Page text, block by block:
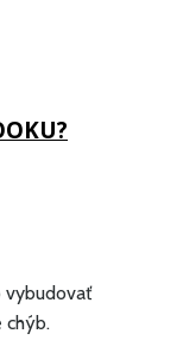
vybudovať
chýb.